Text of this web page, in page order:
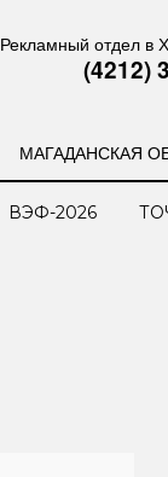
Рекламный отдел в
(4212)
МАГАДАНСКАЯ
ВЭФ-2026